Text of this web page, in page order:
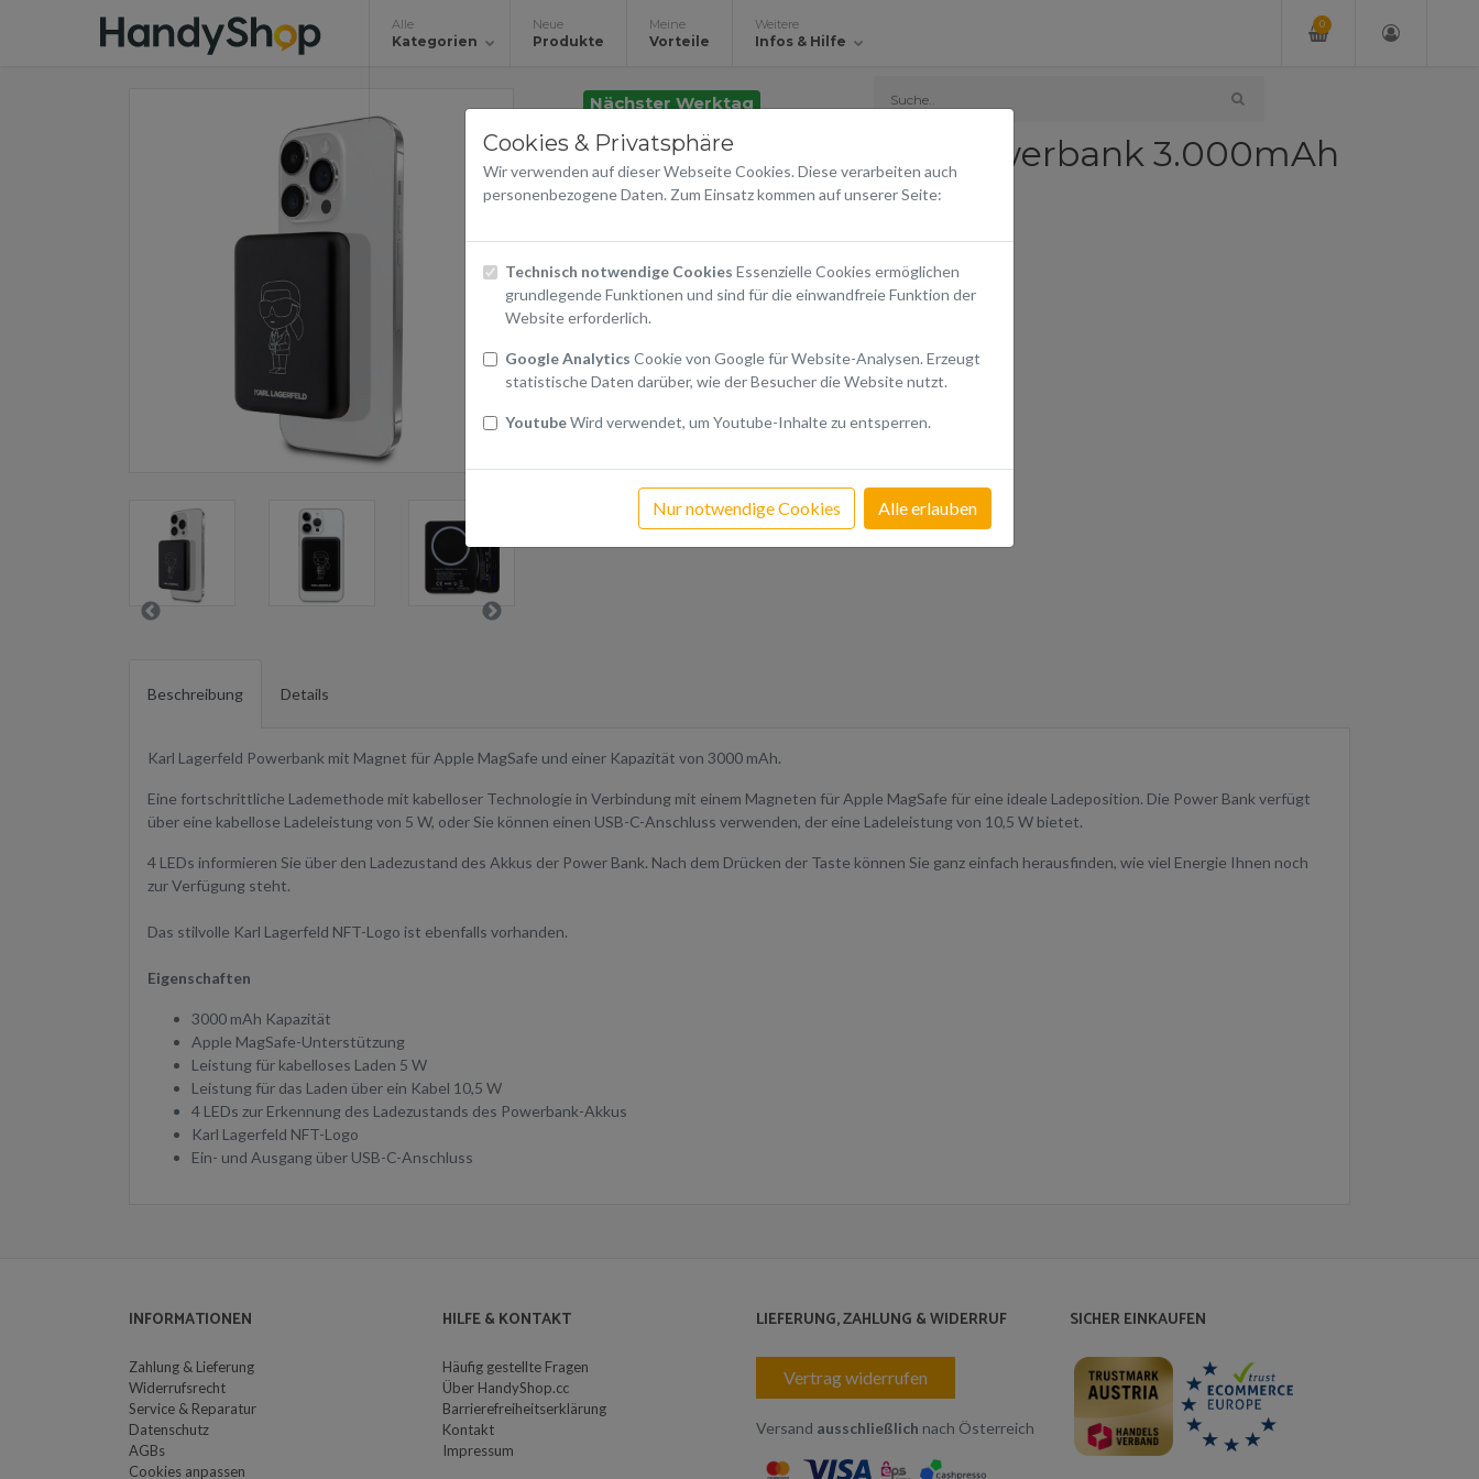
Alle
Kategorien
Neue
Produkte
Meine
Vorteile
Weitere
Infos & Hilfe
0
Cookies & Privatsphäre
Wir verwenden auf dieser Webseite Cookies. Diese verarbeiten auch
personenbezogene Daten. Zum Einsatz kommen auf unserer Seite:
Technisch notwendige Cookies Essenzielle Cookies ermöglichen
grundlegende Funktionen und sind für die einwandfreie Funktion der
Website erforderlich.
Google Analytics Cookie von Google für Website-Analysen. Erzeugt
statistische Daten darüber, wie der Besucher die Website nutzt.
YoutubeWird verwendet, um Youtube-Inhalte zu entsperren.
Nur notwendige Cookies Alle erlauben
Nächster Werktag
Ikonik NFT MagSafe Powerbank 3.000mAh
black
€ 39,90
In den Warenkorb
Beschreibung Details
Karl Lagerfeld Powerbank mit Magnet für Apple MagSafe und einer Kapazität von 3000 mAh.
Eine fortschrittliche Lademethode mit kabelloser Technologie in Verbindung mit einem Magneten für Apple MagSafe für eine ideale Ladeposition. Die Power Bank verfügt
über eine kabellose Ladeleistung von 5 W, oder Sie können einen USB-C-Anschluss verwenden, der eine Ladeleistung von 10,5 W bietet.
4 LEDs informieren Sie über den Ladezustand des Akkus der Power Bank. Nach dem Drücken der Taste können Sie ganz einfach herausfinden, wie viel Energie Ihnen noch
zur Verfügung steht.
Das stilvolle Karl Lagerfeld NFT-Logo ist ebenfalls vorhanden.
Eigenschaften
3000 mAh Kapazität
Apple MagSafe-Unterstützung
Leistung für kabelloses Laden 5 W
Leistung für das Laden über ein Kabel 10,5 W
4 LEDs zur Erkennung des Ladezustands des Powerbank-Akkus
Karl Lagerfeld NFT-Logo
Ein- und Ausgang über USB-C-Anschluss
INFORMATIONEN
Zahlung & Lieferung
Widerrufsrecht
Service & Reparatur
Datenschutz
AGBs
Cookies anpassen
HILFE & KONTAKT
Häufig gestellte Fragen
Über HandyShop.cc
Barrierefreiheitserklärung
Kontakt
Impressum
LIEFERUNG, ZAHLUNG & WIDERRUF
Vertrag widerrufen
Versand ausschließlich nach Österreich
SICHER EINKAUFEN